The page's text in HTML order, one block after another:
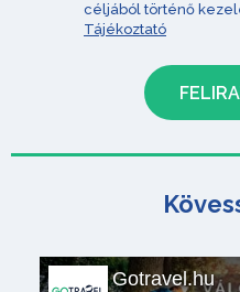
céljából történő
Tájékoztató
Gotravel.hu